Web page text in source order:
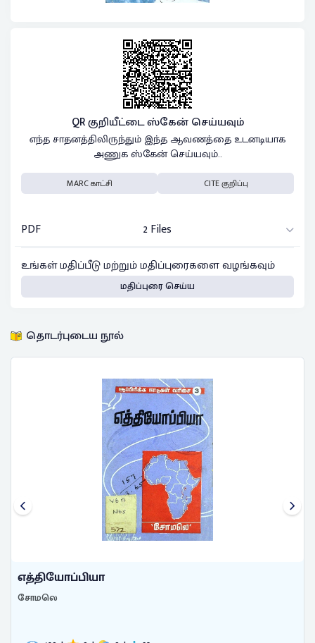
QR குறியீட்டை ஸ்கேன் செய்யவும்
எந்த சாதனத்திலிருந்தும் இந்த ஆவணத்தை உடனடியாக
அணுக ஸ்கேன் செய்யவும்..
MARC காட்சி CITE குறிப்பு
PDF
2 Files
உங்கள் மதிப்பீடு மற்றும் மதிப்புரைகளை வழங்கவும்
மதிப்புரை செய்ய
தொடர்புடைய நூல்
எத்தியோப்பியா
சோமலெ